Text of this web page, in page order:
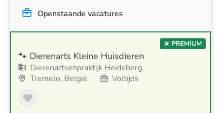
Openstaande vacatures
★ PREMIUM
🐾 Dierenarts Kleine Huisdieren
Dierenartsenpraktijk Heideberg
Tremelo, België
Voltijds